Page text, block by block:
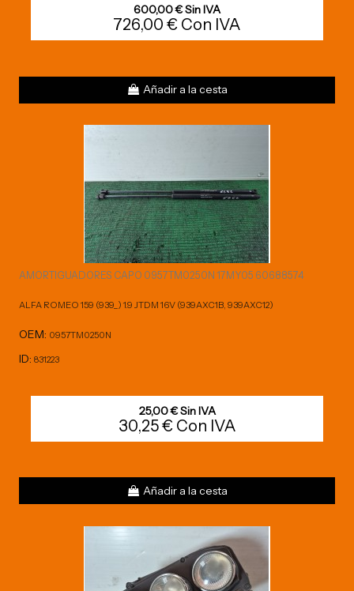
600,00 € Sin IVA
726,00 € Con IVA
Añadir a la cesta
AMORTIGUADORES CAPO 0957TM0250N 17MY05 60688574
ALFA ROMEO 159 (939_) 1.9 JTDM 16V (939AXC1B, 939AXC12)
OEM: 0957TM0250N
ID: 831223
25,00 € Sin IVA
30,25 € Con IVA
Añadir a la cesta